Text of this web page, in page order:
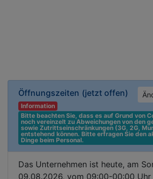
Öffnungszeiten (jetzt offen)
Information
Bitte beachten Sie, dass es auf Grund von
noch vereinzelt zu Abweichungen von den
sowie Zutrittseinschränkungen (3G, 2G,
entstehend können. Bitte erfragen Sie den
Dinge beim Personal.
Das Unternehmen ist heute, am
09.08.2026, vom 09:00-00:00